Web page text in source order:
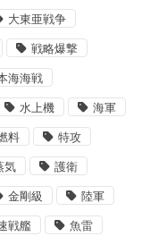
大東亜戦争
戦略爆撃
海海戦
水上機 海軍
料 特攻
気 護衛
金剛級 陸軍
戦艦 魚雷